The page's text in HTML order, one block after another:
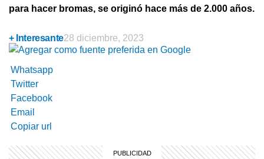
para hacer bromas, se originó hace más de 2.000 años.
+ Interesante28 diciembre, 2023
Whatsapp
Twitter
Facebook
Email
Copiar url